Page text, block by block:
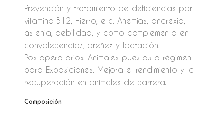
Prevención y tratamiento de deficiencias por
vitamina B12, Hierro, etc. Anemias, anorexia,
astenia, debilidad, y como complemento en
convalecencias, preñez y lactación.
Postoperatorios. Animales puestos a régimen
para Exposiciones. Mejora el rendimiento y la
recuperación en animales de carrera.
Composición